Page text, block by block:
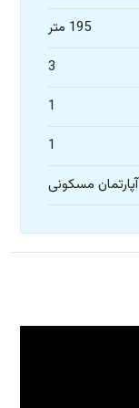
195 متر
3
1
1
آپارتمان مسکونی